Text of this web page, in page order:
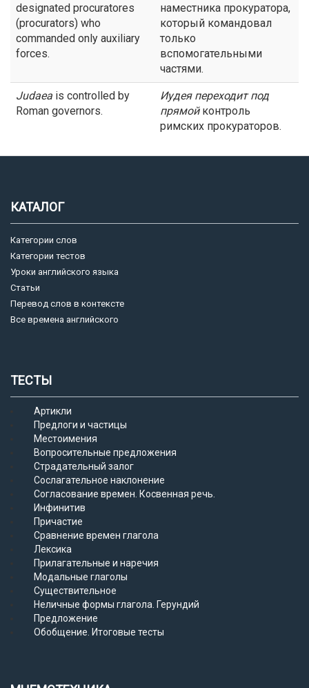
designated procuratores
(procurators) who
commanded only auxiliary
forces.
наместника прокуратора,
который командовал
только
вспомогательными
частями.
Judaea is controlled by
Roman governors.
Иудеяпереходит под
прямойконтроль
римских прокураторов.
КАТАЛОГ
Категории слов
Категории тестов
Уроки английского языка
Статьи
Перевод слов в контексте
Все времена английского
ТЕСТЫ
Артикли
Предлоги и частицы
Местоимения
Вопросительные предложения
Страдательный залог
Сослагательное наклонение
Согласование времен. Косвенная речь.
Инфинитив
Причастие
Сравнение времен глагола
Лексика
Прилагательные и наречия
Модальные глаголы
Существительное
Неличные формы глагола. Герундий
Предложение
Обобщение. Итоговые тесты